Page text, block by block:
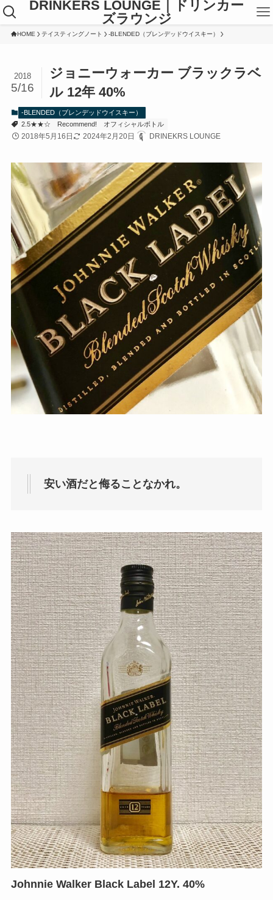
DRINKERS LOUNGE｜ドリンカー
ズラウンジ
HOME テイスティングノート -BLENDED（ブレンデッドウイスキー）
ジョニーウォーカー ブラックラベ
ル 12年 40%
2018
5/16
-BLENDED（ブレンデッドウイスキー）
2.5★★☆
Recommend! オフィシャルボトル
2018年5月16日 2024年2月20日 DRINEKRS LOUNGE
安い酒だと侮ることなかれ。
Johnnie Walker Black Label 12Y. 40%